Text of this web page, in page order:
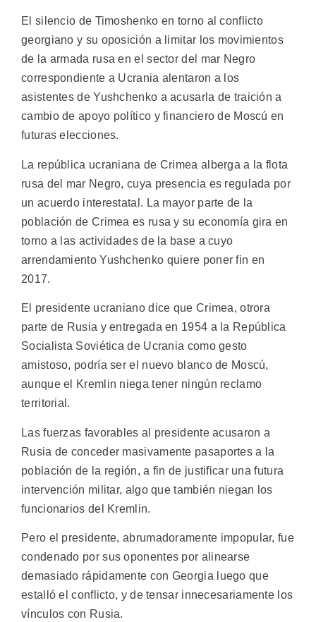
El silencio de Timoshenko en torno al conflicto
georgiano y su oposición a limitar los movimientos
de la armada rusa en el sector del mar Negro
correspondiente a Ucrania alentaron a los
asistentes de Yushchenko a acusarla de traición a
cambio de apoyo político y financiero de Moscú en
futuras elecciones.
La república ucraniana de Crimea alberga a la flota
rusa del mar Negro, cuya presencia es regulada por
un acuerdo interestatal. La mayor parte de la
población de Crimea es rusa y su economía gira en
torno a las actividades de la base a cuyo
arrendamiento Yushchenko quiere poner fin en
2017.
El presidente ucraniano dice que Crimea, otrora
parte de Rusia y entregada en 1954 a la República
Socialista Soviética de Ucrania como gesto
amistoso, podría ser el nuevo blanco de Moscú,
aunque el Kremlin niega tener ningún reclamo
territorial.
Las fuerzas favorables al presidente acusaron a
Rusia de conceder masivamente pasaportes a la
población de la región, a fin de justificar una futura
intervención militar, algo que también niegan los
funcionarios del Kremlin.
Pero el presidente, abrumadoramente impopular, fue
condenado por sus oponentes por alinearse
demasiado rápidamente con Georgia luego que
estalló el conflicto, y de tensar innecesariamente los
vínculos con Rusia.